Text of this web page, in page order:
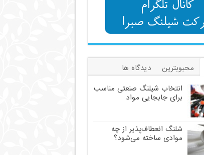
محبوبترین
دیدگاه ها
انتخاب شیلنگ صنعتی مناسب
برای جابجایی مواد
شلنگ انعطاف‌پذیر از چه
موادی ساخته می‌شود؟